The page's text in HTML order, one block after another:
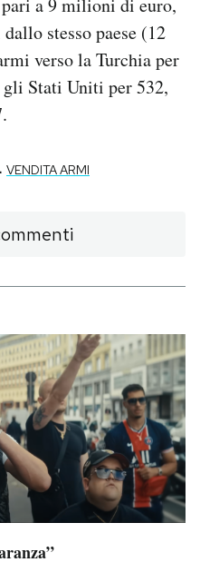
a 9 milioni di euro,
stesso paese (12
verso la Turchia per
Stati Uniti per 532,
VENDITA ARMI